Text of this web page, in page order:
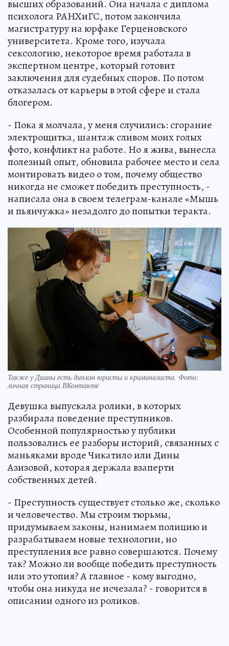
высших образований. Она начала с диплома
психолога РАНХиГС, потом закончила
магистратуру на юрфаке Герценовского
университета. Кроме того, изучала
сексологию, некоторое время работала в
экспертном центре, который готовит
заключения для судебных споров. По потом
отказалась от карьеры в этой сфере и стала
блогером.
- Пока я молчала, у меня случились: сгорание
электрощитка, шантаж сливом моих голых
фото, конфликт на работе. Но я жива, вынесла
полезный опыт, обновила рабочее место и села
монтировать видео о том, почему общество
никогда не сможет победить преступность, -
написала она в своем телеграм-канале «Мышь
и пьянчужка» незадолго до попытки теракта.
Также у Дианы есть диплом юристы и криминалиста. Фото:
личная страница ВКонтакте
Девушка выпускала ролики, в которых
разбирала поведение преступников.
Особенной популярностью у публики
пользовались ее разборы историй, связанных с
маньяками вроде Чикатило или Дины
Азизовой, которая держала взаперти
собственных детей.
- Преступность существует столько же, сколько
и человечество. Мы строим тюрьмы,
придумываем законы, нанимаем полицию и
разрабатываем новые технологии, но
преступления все равно совершаются. Почему
так? Можно ли вообще победить преступность
или это утопия? А главное - кому выгодно,
чтобы она никуда не исчезала? - говорится в
описании одного из роликов.